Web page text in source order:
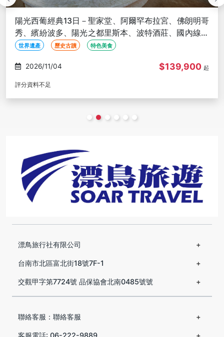
陽光西葡經典13日－聖家堂、阿爾罕布拉宮、佛朗明哥
秀、繽紛波多、陽光之都里斯本、波特酒莊、國內線單
飛、十三大世界遺產
世界遺產 歷史古蹟 特色美食
2026/11/04 $139,900 起
評分資料不足
漂鳥旅行社有限公司
台南市北區富北街18號7F-1
交觀甲字第7724號 品保協會北南0485號號
聯絡客服：聯絡客服